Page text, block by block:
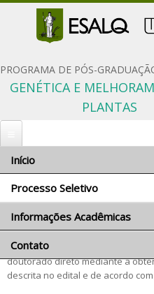
PROGRAMA DE PÓS-
GENÉTICA E
PLANTAS
Início
Processo Seletivo
Inscrição
Condições gerais
Critérios de seleção
Informações Acadêmicas
Comissão Coordenadora
Orientadores e linhas de
Contato
Você está aqui
Número de vagas
Para este processo seletivo,
(dez) vagas de mestrado, 10
doutorado direto mediante a
descrita no edital e de acordo